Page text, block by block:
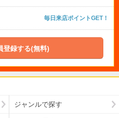
毎日来店ポイントGET！
登録する(無料)
ジャンルで探す